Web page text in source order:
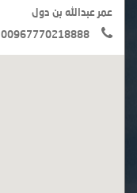
عمر عبدالله بن دول
00967770218888